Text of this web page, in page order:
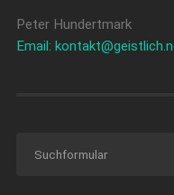
Peter Hundertmark
Email: